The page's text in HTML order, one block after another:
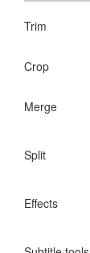
Trim
Crop
Merge
Split
Effects